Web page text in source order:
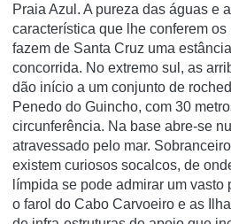
Praia Azul. A pureza das águas e
característica que lhe conferem
fazem de Santa Cruz uma
concorrida. No extremo sul, as
dão início a um conjunto de
Penedo do Guincho, com 30
circunferência. Na base abre-se
atravessado pelo mar.
existem curiosos socalcos, de
límpida se pode admirar um
o farol do Cabo Carvoeiro e as